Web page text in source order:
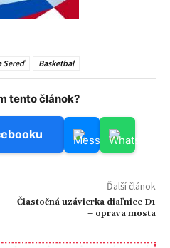
Sereď Basketbal
tento článok?
Ďalší článok
Čiastočná uzávierka diaľnice D1
– oprava mosta